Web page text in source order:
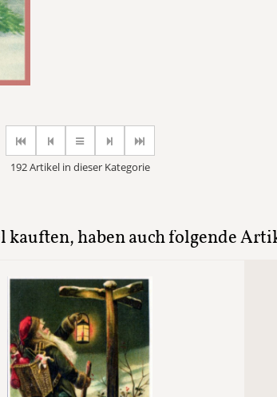
192 Artikel in dieser Kategorie
haben auch folgende